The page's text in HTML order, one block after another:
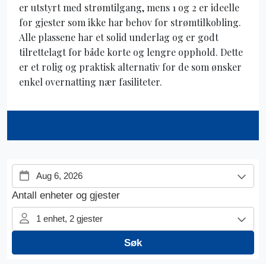
er utstyrt med strømtilgang, mens 1 og 2 er ideelle
for gjester som ikke har behov for strømtilkobling.
Alle plassene har et solid underlag og er godt
tilrettelagt for både korte og lengre opphold. Dette
er et rolig og praktisk alternativ for de som ønsker
enkel overnatting nær fasiliteter.